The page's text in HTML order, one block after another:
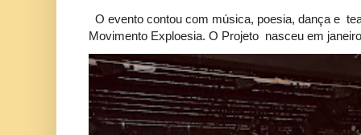
O evento contou com música, poesia, dança e
Movimento Exploesia. O Projeto nasceu em